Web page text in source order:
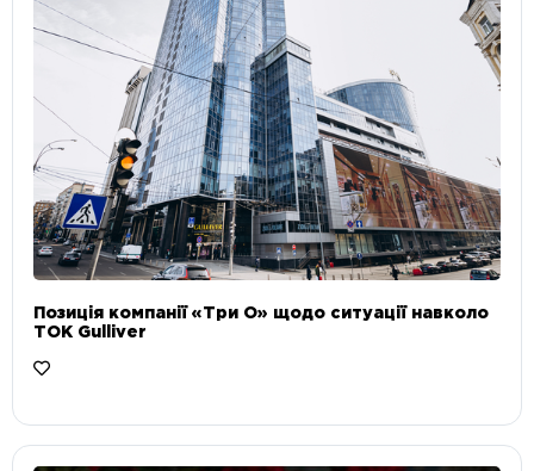
Позиція компанії «Три О» щодо ситуації навколо
ТОК Gulliver